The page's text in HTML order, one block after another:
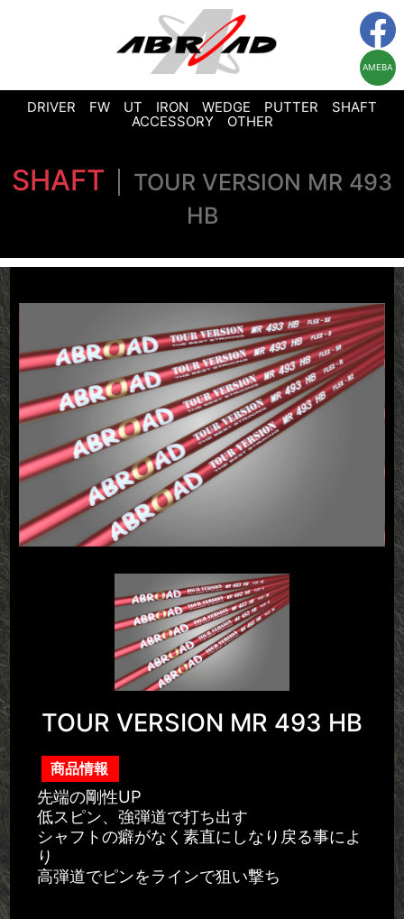
AMEBA
DRIVER FW UT IRON WEDGE PUTTER
SHAFT
ACCESSORY
OTHER
SHAFT
TOUR VERSION MR 493
HB
TOUR VERSION MR 493 HB
商品情報
先端の剛性UP
低スピン、強弾道で打ち出す
シャフトの癖がなく素直にしなり戻る事によ
り
高弾道でピンをラインで狙い撃ち